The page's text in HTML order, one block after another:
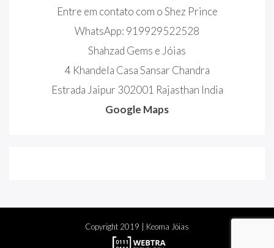
Entre em contato com o Shez Prince
WhatsApp: 919929522528
Shahzad Gems e Jóias
4 Khandela Casa Sansar Chandra
Estrada Jaipur 302001 Rajasthan India
Google Maps
Copyright 2019 | Keoma Jóias